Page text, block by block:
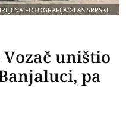
FOTOGRAFIJA/GLAS SRPSKE
uništio
pa